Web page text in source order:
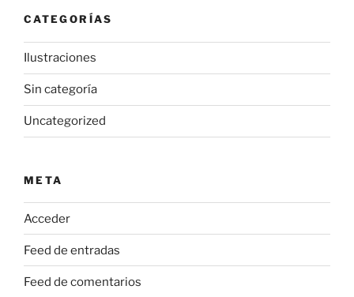
CATEGORÍAS
Ilustraciones
Sin categoría
Uncategorized
META
Acceder
Feed de entradas
Feed de comentarios